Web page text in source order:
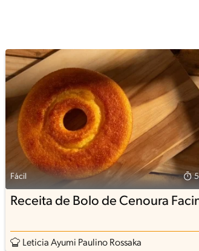
Fácil
Receita de Bolo de Cenoura
Leticia Ayumi Paulino Rossaka